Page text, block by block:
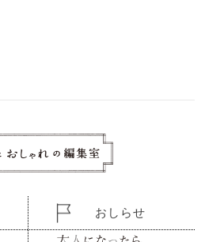
おしらせ